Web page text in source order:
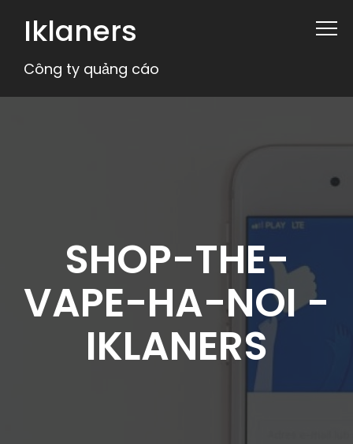
Iklaners
Công ty quảng cáo
SHOP-THE-
VAPE-HA-NOI -
IKLANERS